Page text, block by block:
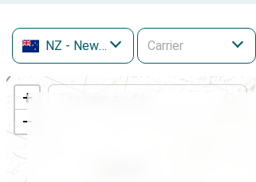
NZ - New Zealand
+
−